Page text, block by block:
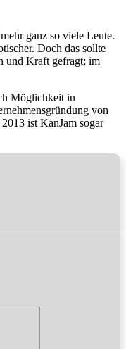
ganz so viele Leute.
Doch das sollte
und Kraft gefragt; im
Möglichkeit in
von
ist KanJam sogar